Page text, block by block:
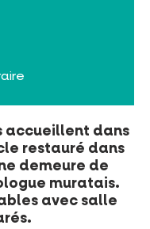
accueillent dans
restauré dans
demeure de
muratais.
avec salle